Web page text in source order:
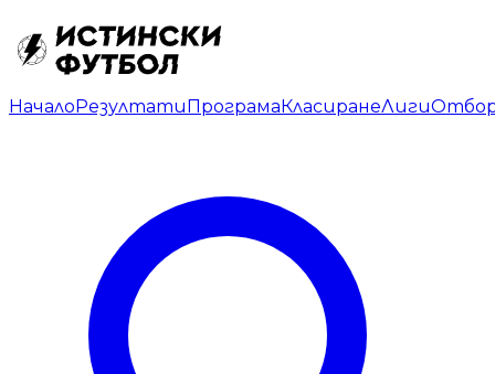
НачалоРезултатиПрограмаКласиранеЛиги